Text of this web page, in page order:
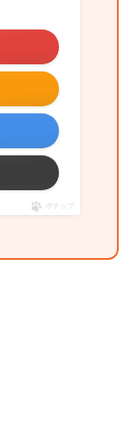
ポチップ